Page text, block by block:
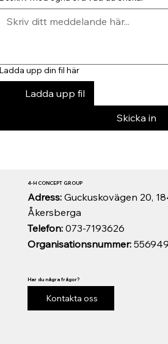
upp din fil här
Ladda upp fil
Skicka in
Organisationsnummer:
Telefon:073-7193626
Adress: Guckuskovägen 20,
Åkersberga
4-H CONCEPT GROUP
Har du några frågor?
Kontakta oss